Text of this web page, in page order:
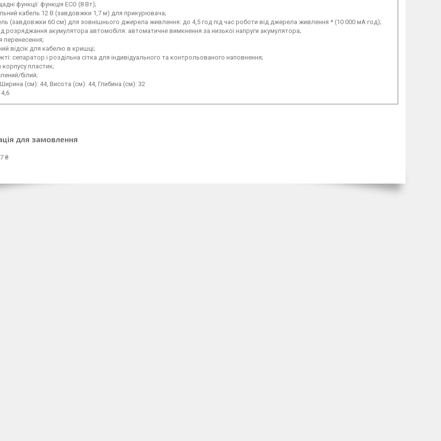
функції: функція ECO (8 Вт);
кабель 12 В (завдовжки 1,7 м) для прикурювача;
(завдовжки 60 см) для зовнішнього джерела живлення: до 4,5 год під час роботи від джерела живлення * (10 000 мА·год);
розряджання акумулятора автомобіля: автоматичне вимкнення за низької напруги акумулятора;
перенесення;
відсік для кабелю в кришці;
сепаратор і роздільна сітка для індивідуального та контрольованого наповнення;
корпусу пластик;
білий;
(см): 44, Висота (см): 44, Глибина (см): 32
4,6
для замовлення
₴